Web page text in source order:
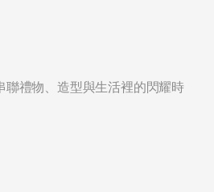
聯禮物、造型與生活裡的閃耀時